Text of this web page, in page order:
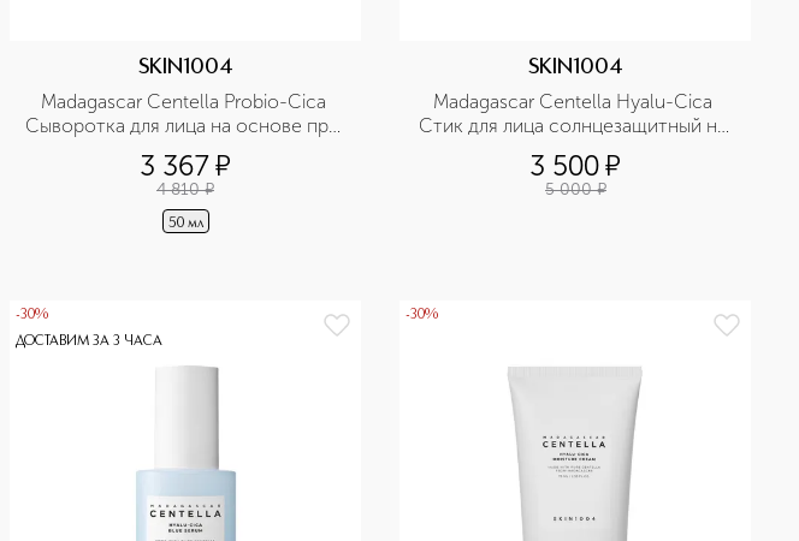
SKIN1004
Madagascar Centella Probio-Cica
Сыворотка для лица на основе про
пребиотиков с антивозрастным
эффектомл
3 367¤
4 810 ¤
50 мл
SKIN1004
Madagascar Centella Hyalu-Cica
Стик для лица солнцезащитный на
основе мадагаскарской центеллы и
гиалуроновой кислоты
3 500¤
5 000 ¤
-30%
ДОСТАВИМ ЗА 3 ЧАСА
-30%